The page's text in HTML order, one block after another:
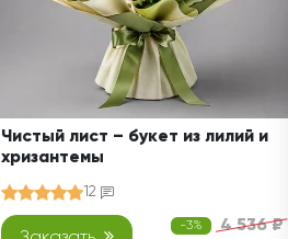
Чистый лист – букет из лилий и
хризантемы
12
-3% 4 536 ₽